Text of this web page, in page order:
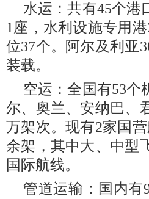
水运：共有45个港
1座，水利设施专用
位37个。阿尔及利亚
装载。
空运：全国有53个
尔、奥兰、安纳巴、
万架次。现有2家国
余架，其中大、中型
国际航线。
管道运输：国内有